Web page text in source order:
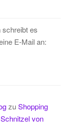
schreibt es
E-Mail an:
zuShopping
von